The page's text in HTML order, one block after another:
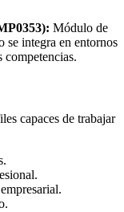
Módulo de
se integra en entornos
competencias.
capaces de trabajar